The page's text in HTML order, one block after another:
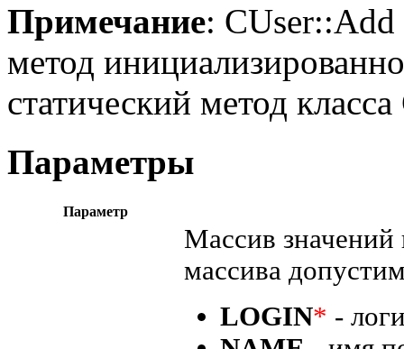
Примечание: CUser::Add
метод
статический метод
Параметры
Параметр
Массив значений
массива
LOGIN* -